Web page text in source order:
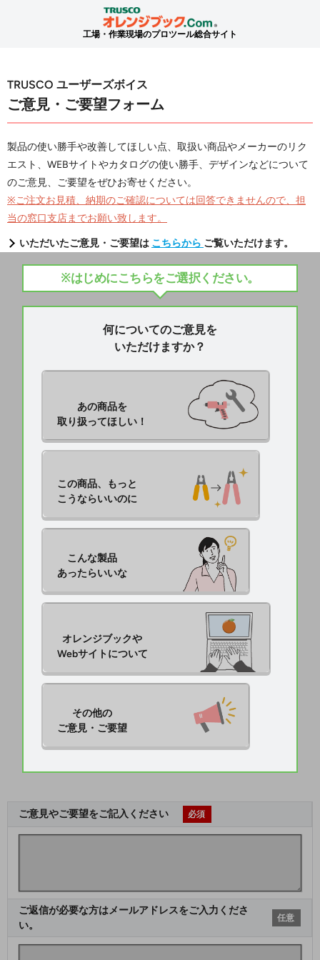
工場・作業現場のプロツール総合サイト
TRUSCO ユーザーズボイス
ご意見・ご要望フォーム
製品の使い勝手や改善してほしい点、取扱い商品やメーカーのリク
エスト、WEBサイトやカタログの使い勝手、デザインなどについて
のご意見、ご要望をぜひお寄せください。
※ご注文お見積、納期のご確認については回答できませんので、担
当の窓口支店までお願い致します。
いただいたご意見・ご要望は こちらから ご覧いただけます。
※はじめにこちらをご選択ください。
何についてのご意見を
いただけますか？
あの商品を
取り扱ってほしい！
この商品、もっと
こうならいいのに
こんな製品
あったらいいな
オレンジブックや
Webサイトについて
その他の
ご意見・ご要望
ご意見やご要望をご記入ください 必須
ご返信が必要な方はメールアドレスをご入力くださ
い。
任意